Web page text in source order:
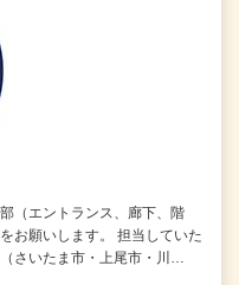
（エントランス、廊下、階
お願いします。 担当していた
さいたま市・上尾市・川…